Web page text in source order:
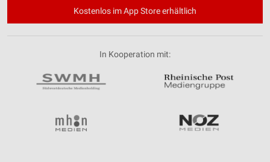
Kostenlos im App Store erhältlich
In Kooperation mit: